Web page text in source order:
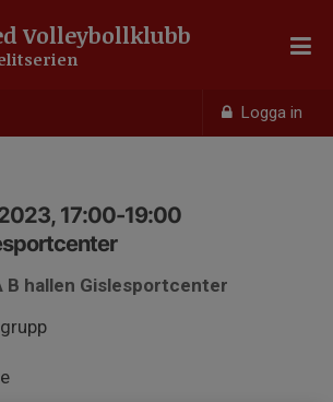
Logga in
Volleybollklubb
17:00-19:00
B hallen Gislesportcenter